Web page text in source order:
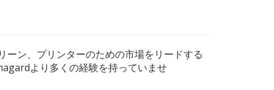
ン、プリンターのための市場をリードする
より多くの経験を持っていませ